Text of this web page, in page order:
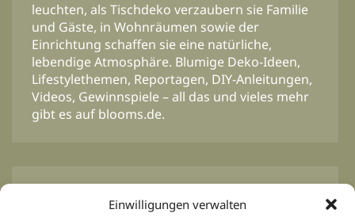
Einwilligungen verwalten
leuchten, als Tischdeko verzaubern sie Familie
und Gäste, in Wohnräumen sowie der
Einrichtung schaffen sie eine natürliche,
lebendige Atmosphäre. Blumige Deko-Ideen,
Lifestylethemen, Reportagen, DIY-Anleitungen,
Videos, Gewinnspiele – all das und vieles mehr
gibt es auf blooms.de.
BLOOM’s Professional